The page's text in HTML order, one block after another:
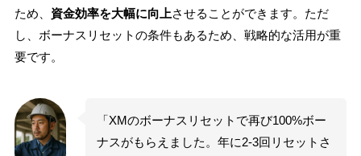
ため、 資金効率を大幅に向上させることができます。ただ
し、ボーナスリセットの条件もあるため、戦略的な活用が重
要です。
「XMのボーナスリセットで再び100%ボー
ナスがもらえました。年に2-3回リセットさ